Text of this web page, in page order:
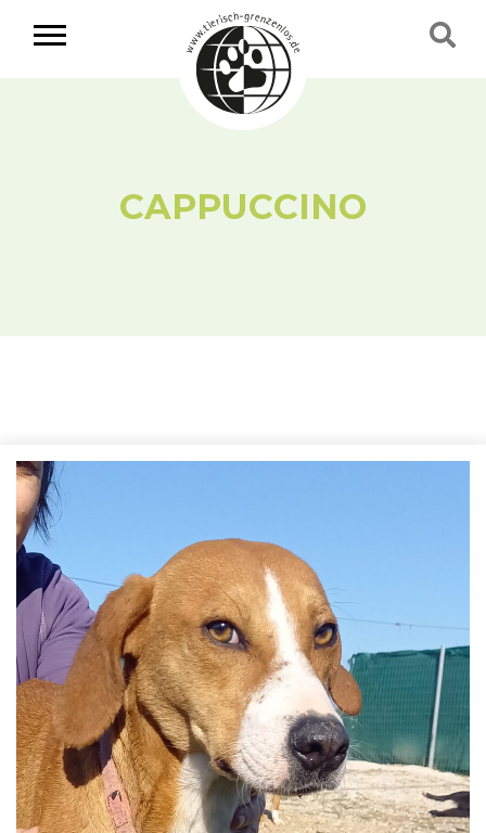
CAPPUCCINO